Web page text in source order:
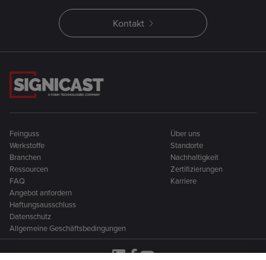
Kontakt
Feinguss
Werkstoffe
Branchen
Ressourcen
FAQ
Über uns
Standorte
Nachhaltigkeit
Zertifizierungen
Karriere
Angebot anfordern
Haftungsausschluss
Datenschutz
Allgemeine Geschäftsbedingungen